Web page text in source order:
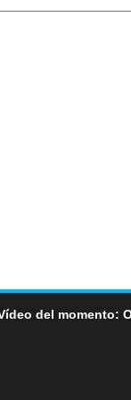
del momento: